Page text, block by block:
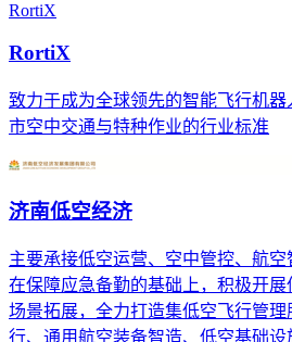
RortiX
RortiX
致力于成为全球领先的智能飞行机
市空中交通与特种作业的行业标准
济南低空经济
主要承接低空运营、空中管控、航空
在保障应急备勤的基础上，积极开展
场景拓展，全力打造集低空飞行管
行、通用航空装备智造、低空基础